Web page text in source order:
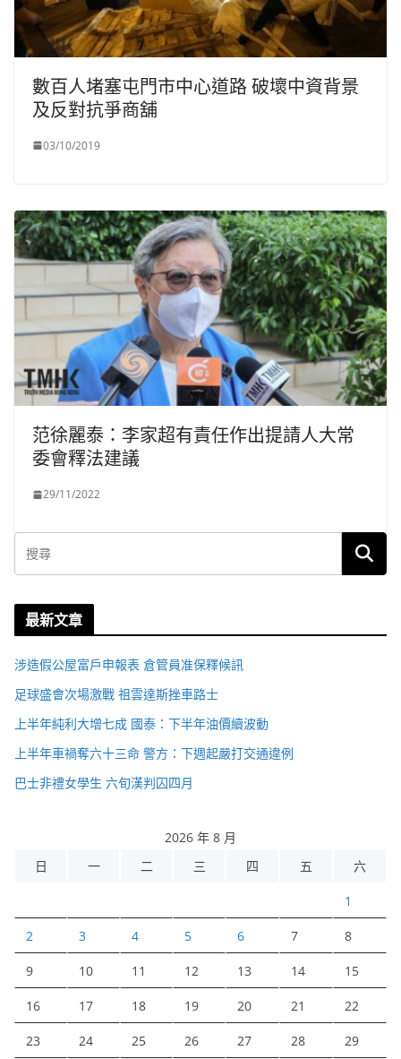
數百人堵塞屯門市中心道路 破壞中資背景
及反對抗爭商舖
03/10/2019
范徐麗泰：李家超有責任作出提請人大常
委會釋法建議
29/11/2022
最新文章
涉造假公屋富戶申報表 倉管員准保釋候訊
足球盛會次場激戰 祖雲達斯挫車路士
上半年純利大增七成 國泰：下半年油價續波動
上半年車禍奪六十三命 警方：下週起嚴打交通違例
巴士非禮女學生 六旬漢判囚四月
2026 年 8 月
日
一 二 三 四 五 六
1
2 3 4 5 6 7 8
9 10 11 12 13 14 15
16 17 18 19 20 21 22
23 24 25 26 27 28 29